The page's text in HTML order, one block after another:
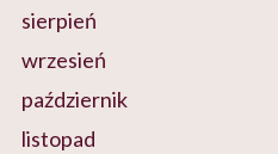
sierpień
wrzesień
październik
listopad